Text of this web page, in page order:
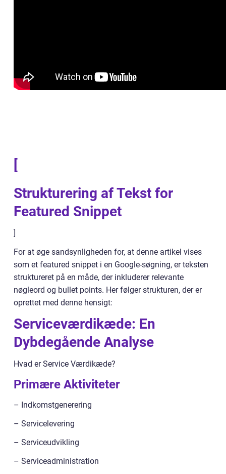
[
Strukturering af Tekst for
Featured Snippet
]
For at øge sandsynligheden for, at denne artikel vises
som et featured snippet i en Google-søgning, er teksten
struktureret på en måde, der inkluderer relevante
nøgleord og bullet points. Her følger strukturen, der er
oprettet med denne hensigt:
Serviceværdikæde: En
Dybdegående Analyse
Hvad er Service Værdikæde?
Primære Aktiviteter
– Indkomstgenerering
– Servicelevering
– Serviceudvikling
– Serviceadministration